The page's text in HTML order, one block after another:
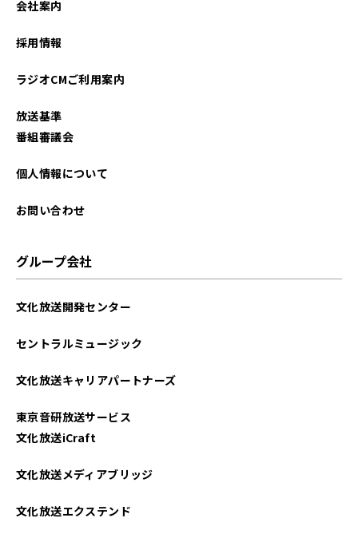
会社案内
採用情報
ラジオCMご利用案内
放送基準
番組審議会
個人情報について
お問い合わせ
グループ会社
文化放送開発センター
セントラルミュージック
文化放送キャリアパートナーズ
東京音研放送サービス
文化放送iCraft
文化放送メディアブリッジ
文化放送エクステンド